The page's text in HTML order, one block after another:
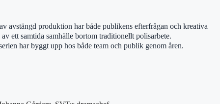
avstängd produktion har både publikens efterfrågan och kreativa
ett samtida samhälle bortom traditionellt polisarbete.
har byggt upp hos både team och publik genom åren.